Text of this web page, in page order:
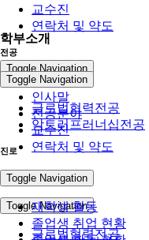
교수진
연락처 및 약도
전공
Toggle Navigation
글로벌협력전공
앙트러프러너십전공
진로
Toggle Navigation
재학생 활동
졸업생 취업 현황
학부소개
Toggle Navigation
인사말
전공분야
교수진
연락처 및 약도
전공
Toggle Navigation
글로벌협력전공